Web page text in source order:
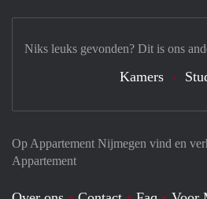
Op Appartement Nijmegen vind en
Appartement
Niks leuks gevonden? Dit is ons
Kamers